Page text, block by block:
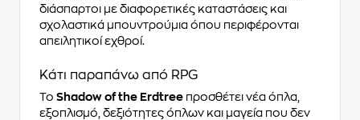
διάσπαρτοι με διαφορετικές καταστάσεις και
σχολαστικά μπουντρούμια όπου περιφέρονται
απειλητικοί εχθροί.
Κάτι παραπάνω από RPG
Το Shadow of the Erdtree προσθέτει νέα όπλα,
εξοπλισμό, δεξιότητες όπλων και μαγεία που δεν